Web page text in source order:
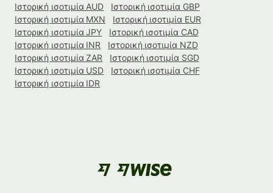
Ιστορική ισοτιμία AUD
Ιστορική ισοτιμία GBP
Ιστορική ισοτιμία MXN
Ιστορική ισοτιμία EUR
Ιστορική ισοτιμία JPY
Ιστορική ισοτιμία CAD
Ιστορική ισοτιμία INR
Ιστορική ισοτιμία NZD
Ιστορική ισοτιμία ZAR
Ιστορική ισοτιμία SGD
Ιστορική ισοτιμία USD
Ιστορική ισοτιμία CHF
Ιστορική ισοτιμία IDR